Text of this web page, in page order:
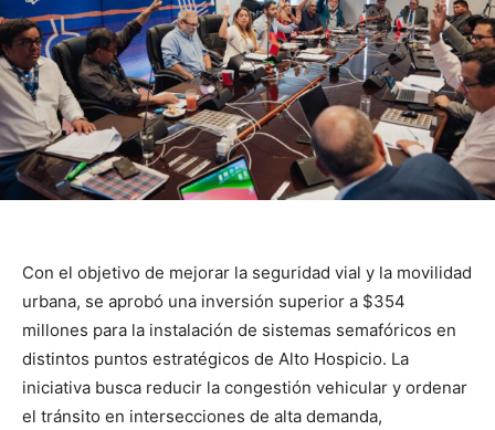
Con el objetivo de mejorar la seguridad vial y la movilidad
urbana, se aprobó una inversión superior a $354
millones para la instalación de sistemas semafóricos en
distintos puntos estratégicos de Alto Hospicio. La
iniciativa busca reducir la congestión vehicular y ordenar
el tránsito en intersecciones de alta demanda,